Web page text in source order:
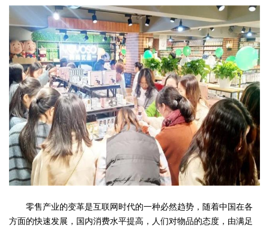
零售产业的变革是互联网时代的一种必然趋势，随着中国在各
方面的快速发展，国内消费水平提高，人们对物品的态度，由满足